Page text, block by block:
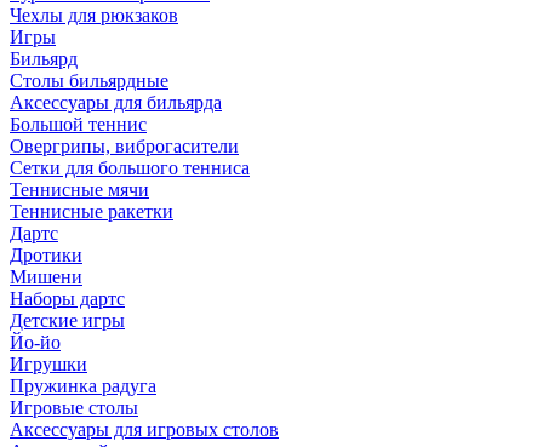
Чехлы для рюкзаков
Игры
Бильярд
Столы бильярдные
Аксессуары для бильярда
Большой теннис
Овергрипы, виброгасители
Сетки для большого тенниса
Теннисные мячи
Теннисные ракетки
Дартс
Дротики
Мишени
Наборы дартс
Детские игры
Йо-йо
Игрушки
Пружинка радуга
Игровые столы
Аксессуары для игровых столов